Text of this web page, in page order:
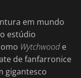
em mundo
estúdio
Wytchwoode
de fanfarronice
gigantesco